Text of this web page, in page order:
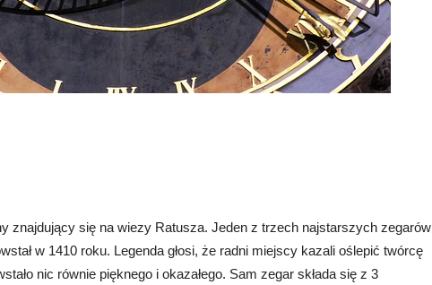
znajdujący się na wiezy Ratusza. Jeden z trzech najstarszych zegarów
w 1410 roku. Legenda głosi, że radni miejscy kazali oślepić twórcę
nic równie pięknego i okazałego. Sam zegar składa się z 3